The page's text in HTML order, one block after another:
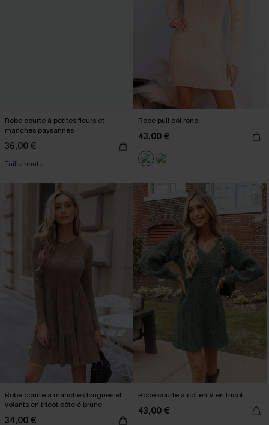
Robe courte à petites fleurs et
manches paysannes
36,00 €
Taille haute
Robe pull col rond
43,00 €
Robe courte à manches longues et
volants en tricot côtelé brune
34,00 €
Robe courte à col en V en tricot
43,00 €